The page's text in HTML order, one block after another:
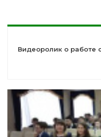
Видеоролик о работе